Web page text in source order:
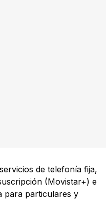
de telefonía fija,
(Movistar+) e
para particulares y